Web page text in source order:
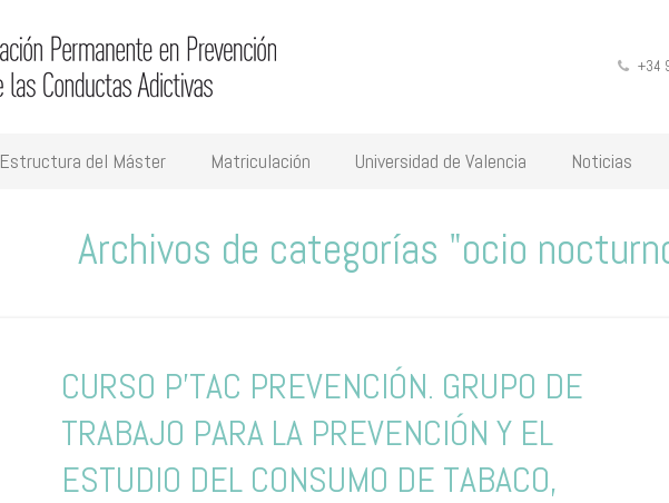
+34
Estructura del Máster Matriculación Universidad de Valencia Noticias
Archivos de categorías "ocio
CURSO P’TAC PREVENCIÓN. GRUPO DE
TRABAJO PARA LA PREVENCIÓN Y EL
ESTUDIO DEL CONSUMO DE TABACO,